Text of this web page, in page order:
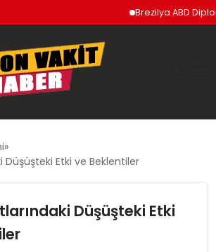
Brezilya ABD
Düşüşteki Etki ve Beklentiler
Düşüşteki Etki